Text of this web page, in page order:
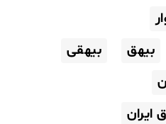
بیهق
بیهقی